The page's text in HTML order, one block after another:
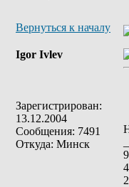
Вернуться к началу
Igor Ivlev
Зарегистрирован:
13.12.2004
Сообщения: 7491
Откуда: Минск